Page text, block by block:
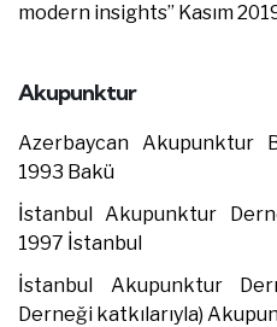
modern insights” Kasım
Akupunktur
Azerbaycan Akupunktur
1993 Bakü
İstanbul Akupunktur
1997 İstanbul
İstanbul Akupunktur
Derneği katkılarıyla)